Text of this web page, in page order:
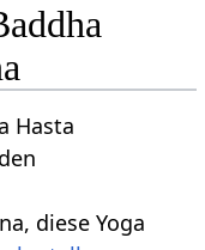
Hasta
diese Yoga